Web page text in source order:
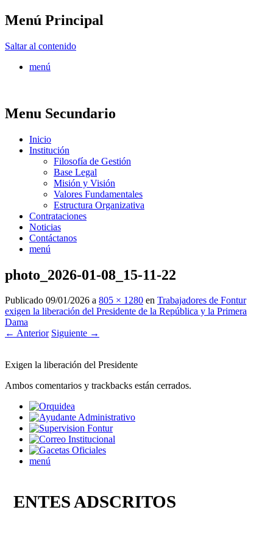
Menú Principal
Saltar al contenido
menú
Menu Secundario
Inicio
Institución
Filosofía de Gestión
Base Legal
Misión y Visión
Valores Fundamentales
Estructura Organizativa
Contrataciones
Noticias
Contáctanos
menú
photo_2026-01-08_15-11-22
Publicado 09/01/2026 a 805 × 1280 en Trabajadores de Fontur
exigen la liberación del Presidente de la República y la Primera
Dama
← Anterior Siguiente →
Exigen la liberación del Presidente
Ambos comentarios y trackbacks están cerrados.
menú
ENTES ADSCRITOS